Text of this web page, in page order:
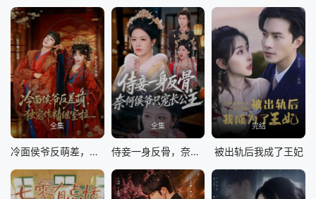
全集
冷面侯爷反萌差，独宠作精继室啦
全集
侍妾一身反骨，奈何侯爷只宠长公主
完结
被出轨后我成了王妃